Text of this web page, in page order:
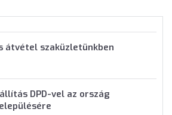
átvétel szaküzletünkben
DPD-vel az ország